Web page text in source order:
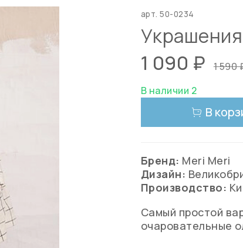
арт.50-0234
1 090 ₽
1 590
В наличии 2
В
Бренд: Meri Meri
Дизайн:
Производство:
Самый простой
очаровательные